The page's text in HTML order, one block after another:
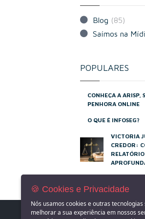
Blog (85)
Saímos na
POPULARES
CONHEÇA A ARISP,
PENHORA ONLINE
O QUE É INFOSEG?
VICTORIA
CREDOR:
🍪 Cookies e Privacidade
Nós usamos cookies e outras
melhorar a sua experiência em nossos